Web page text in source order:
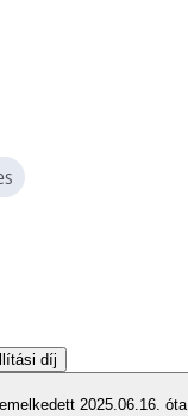
díj
2025.06.16. óta